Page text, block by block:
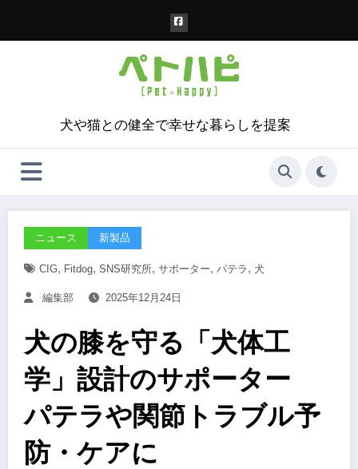
犬や猫との健全で幸せな暮らしを提案
ニュース 新製品
CIG, Fitdog, SNS研究所, サポーター, パテラ , 犬
編集部 2025年12月24日
犬の膝を守る「犬体工
学」設計のサポーター
パテラや関節トラブル予
防・ケアに